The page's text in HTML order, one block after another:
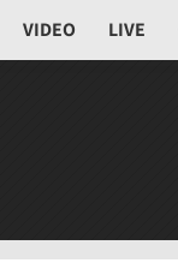
VIDEO LIVE